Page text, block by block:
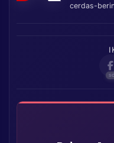
cerdas-